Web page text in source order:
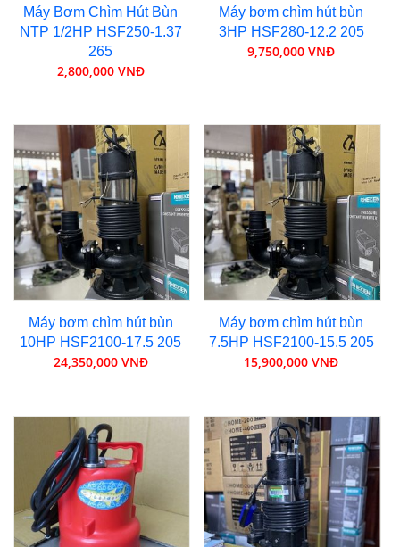
Máy Bơm Chìm Hút Bùn
NTP 1/2HP HSF250-1.37
265
2,800,000 VNĐ
Máy bơm chìm hút bùn
3HP HSF280-12.2 205
9,750,000 VNĐ
Máy bơm chìm hút bùn
10HP HSF2100-17.5 205
24,350,000 VNĐ
Máy bơm chìm hút bùn
7.5HP HSF2100-15.5 205
15,900,000 VNĐ